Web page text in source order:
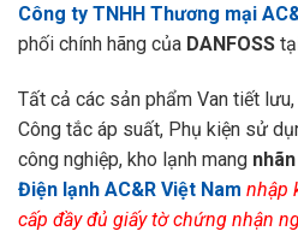
Công ty TNHH Thương mại
phối chính hãng của DANFOSS
Tất cả các sản phẩm Van tiết
Công tắc áp suất, Phụ kiện sử
công nghiệp, kho lạnh mang
Điện lạnh AC&R Việt Nam nhập
cấp đầy đủ giấy tờ chứng nhận